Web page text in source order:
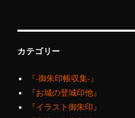
カテゴリー
『‐御朱印帳収集‐』
『お城の登城印他』
『イラスト御朱印』